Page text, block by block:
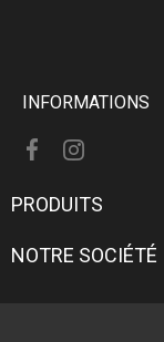
INFORMATIONS
PRODUITS
NOTRE SOCIÉTÉ